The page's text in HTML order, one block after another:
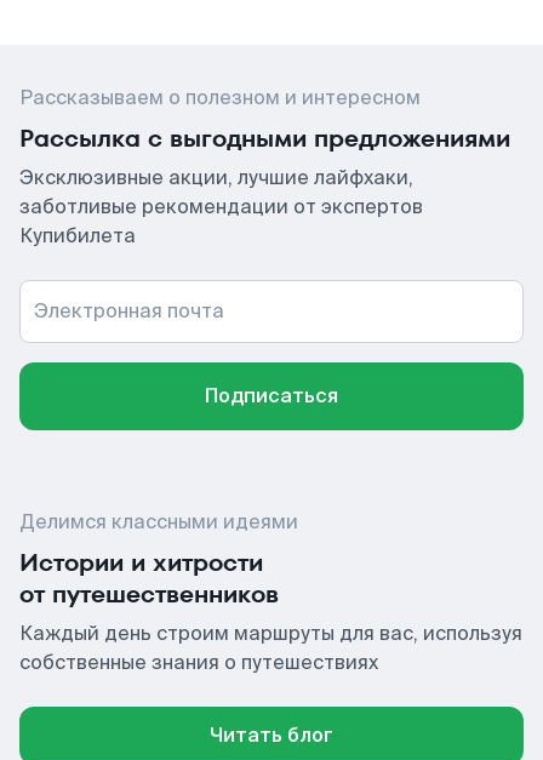
Рассказываем о полезном и интересном
Рассылка с выгодными предложениями
Эксклюзивные акции, лучшие лайфхаки,
заботливые рекомендации от экспертов
Купибилета
Электронная почта
Подписаться
Делимся классными идеями
Истории и хитрости
от путешественников
Каждый день строим маршруты для вас, используя
собственные знания о путешествиях
Читать блог